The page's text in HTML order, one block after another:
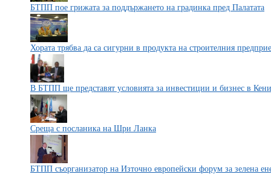
БТПП пое грижата за поддържането на градинка пред Палатата
Хората трябва да са сигурни в продукта на строителния
В БТПП ще представят условията за инвестиции и бизнес в
Среща с посланика на Шри Ланка
БТПП съорганизатор на Източно европейски форум за зелена